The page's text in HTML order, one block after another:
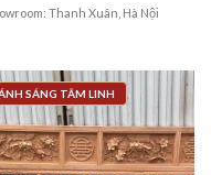
Thanh Xuân, Hà Nội
SÁNG TÂM LINH